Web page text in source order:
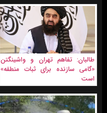
طالبان: تفاهم تهران و واشینگتن
«گامی سازنده برای ثبات منطقه»
است